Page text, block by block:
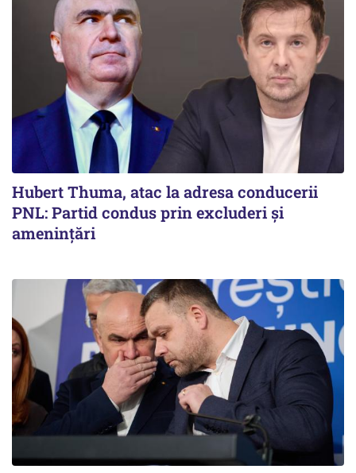
Hubert Thuma, atac la adresa conducerii
PNL: Partid condus prin excluderi și
amenințări